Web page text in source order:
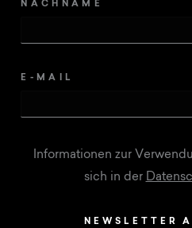
NACHNAME
E-MAIL
Informationen zur
sich in der
NEWSLETTER